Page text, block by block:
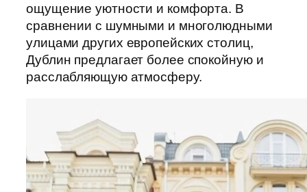
ощущение уютности и комфорта. В
сравнении с шумными и многолюдными
улицами других европейских столиц,
Дублин предлагает более спокойную и
расслабляющую атмосферу.